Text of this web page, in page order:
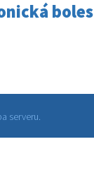
serveru.